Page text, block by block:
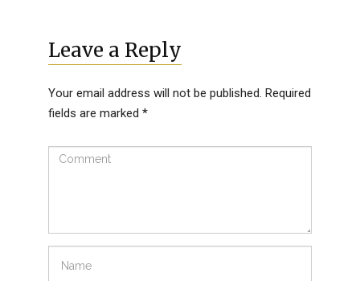
Leave a Reply
Your email address will not be published. Required
fields are marked *